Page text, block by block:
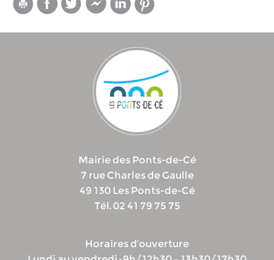
Mairie des Ponts-de-Cé
7 rue Charles de Gaulle
49 130 Les Ponts-de-Cé
Tél. 02 41 79 75 75
Horaires d’ouverture